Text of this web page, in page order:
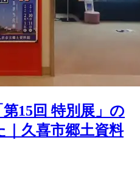
15回 特別展」の
久喜市郷土資料